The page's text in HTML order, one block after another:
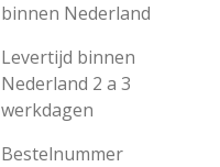
binnen Nederland
Levertijd binnen
Nederland 2 a 3
werkdagen
Bestelnummer